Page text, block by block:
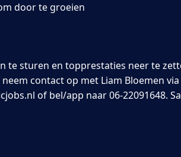
door te groeien
te sturen en topprestaties neer te
contact op met Liam Bloemen via
of bel/app naar 06-22091648.